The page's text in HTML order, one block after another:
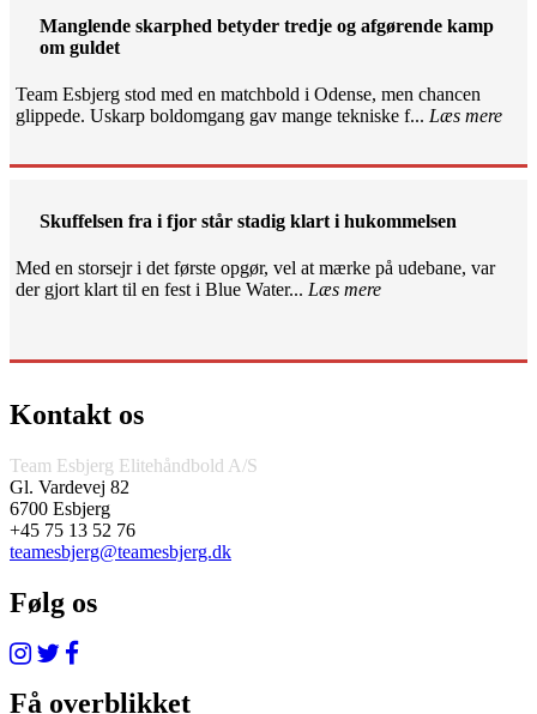
Manglende skarphed betyder tredje og afgørende kamp
om guldet
Team Esbjerg stod med en matchbold i Odense, men chancen
glippede. Uskarp boldomgang gav mange tekniske f... Læs mere
Skuffelsen fra i fjor står stadig klart i hukommelsen
Med en storsejr i det første opgør, vel at mærke på udebane, var
der gjort klart til en fest i Blue Water... Læs mere
Kontakt os
Team Esbjerg Elitehåndbold A/S
Gl. Vardevej 82
6700 Esbjerg
+45 75 13 52 76
teamesbjerg@teamesbjerg.dk
Følg os
Få overblikket